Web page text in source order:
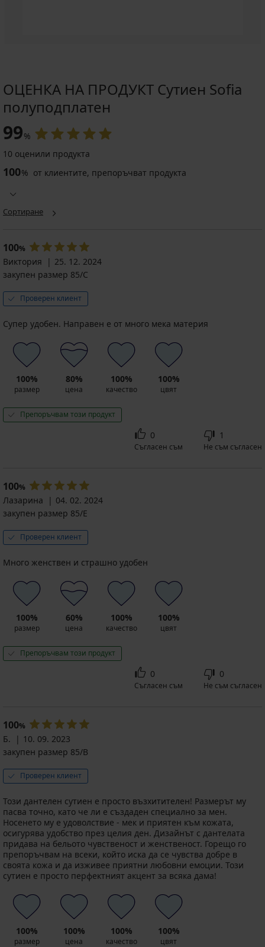
ОЦЕНКА НА ПРОДУКТ Сутиен Sofia
полуподплатен
99%
10 оценили продукта
100% от клиентите, препоръчват продукта
Сортиране
100%
Виктория
25. 12. 2024
закупен размер 85/C
Проверен клиент
Супер удобен. Направен е от много мека материя
100%
размер
80%
цена
100%
качество
100%
цвят
Препоръчвам този продукт
0
Съгласен съм
1
Не съм съгласен
100%
Лазарина
04. 02. 2024
закупен размер 85/E
Проверен клиент
Много женствен и страшно удобен
100%
размер
60%
цена
100%
качество
100%
цвят
Препоръчвам този продукт
0
Съгласен съм
0
Не съм съгласен
100%
Б.
10. 09. 2023
закупен размер 85/B
Проверен клиент
Този дантелен сутиен е просто възхитителен! Размерът му
пасва точно, като че ли е създаден специално за мен.
Носенето му е удоволствие - мек и приятен към кожата,
осигурява удобство през целия ден. Дизайнът с дантелата
придава на бельото чувственост и женственост. Горещо го
препоръчвам на всеки, който иска да се чувства добре в
своята кожа и да изживее приятни любовни емоции. Този
сутиен е просто перфектният акцент за всяка дама!
100%
размер
100%
цена
100%
качество
100%
цвят